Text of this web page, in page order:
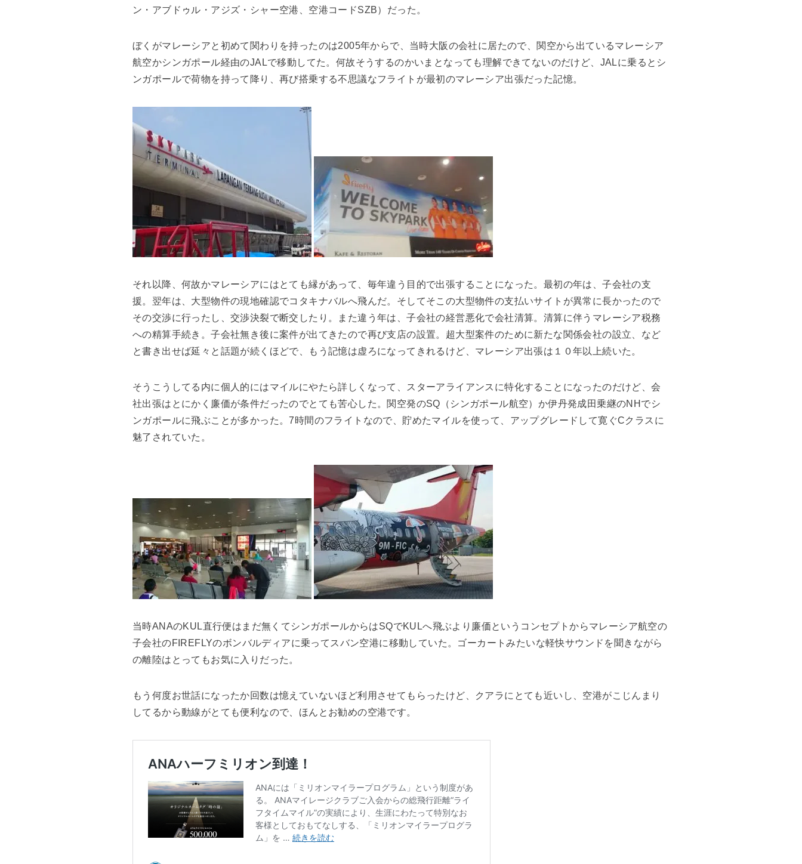
ン・アブドゥル・アジズ・シャー空港、空港コードSZB）だった。
ぼくがマレーシアと初めて関わりを持ったのは2005年からで、当時大阪の会社に居たので、関空から出ているマレーシア
航空かシンガポール経由のJALで移動してた。何故そうするのかいまとなっても理解できてないのだけど、JALに乗るとシ
ンガポールで荷物を持って降り、再び搭乗する不思議なフライトが最初のマレーシア出張だった記憶。
それ以降、何故かマレーシアにはとても縁があって、毎年違う目的で出張することになった。最初の年は、子会社の支
援。翌年は、大型物件の現地確認でコタキナバルへ飛んだ。そしてそこの大型物件の支払いサイトが異常に長かったので
その交渉に行ったし、交渉決裂で断交したり。また違う年は、子会社の経営悪化で会社清算。清算に伴うマレーシア税務
への精算手続き。子会社無き後に案件が出てきたので再び支店の設置。超大型案件のために新たな関係会社の設立、など
と書き出せば延々と話題が続くほどで、もう記憶は虚ろになってきれるけど、マレーシア出張は１０年以上続いた。
そうこうしてる内に個人的にはマイルにやたら詳しくなって、スターアライアンスに特化することになったのだけど、会
社出張はとにかく廉価が条件だったのでとても苦心した。関空発のSQ（シンガポール航空）か伊丹発成田乗継のNHでシ
ンガポールに飛ぶことが多かった。7時間のフライトなので、貯めたマイルを使って、アップグレードして寛ぐCクラスに
魅了されていた。
当時ANAのKUL直行便はまだ無くてシンガポールからはSQでKULへ飛ぶより廉価というコンセプトからマレーシア航空の
子会社のFIREFLYのボンバルディアに乗ってスバン空港に移動していた。ゴーカートみたいな軽快サウンドを聞きながら
の離陸はとってもお気に入りだった。
もう何度お世話になったか回数は憶えていないほど利用させてもらったけど、クアラにとても近いし、空港がこじんまり
してるから動線がとても便利なので、ほんとお勧めの空港です。